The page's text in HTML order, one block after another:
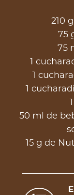
210
75
75
1
1
1
50 ml de
15 g de